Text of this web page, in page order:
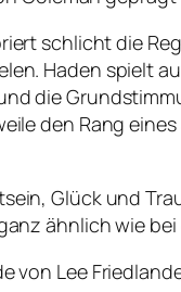
schlicht die
Haden spielt
die
den Rang
Glück und
ähnlich wie
von Lee